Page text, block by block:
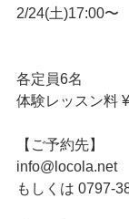
2/24(土)17:00〜
各定員6名
体験レッスン料
【ご予約先】
info@locola.net
もしくは 0797-